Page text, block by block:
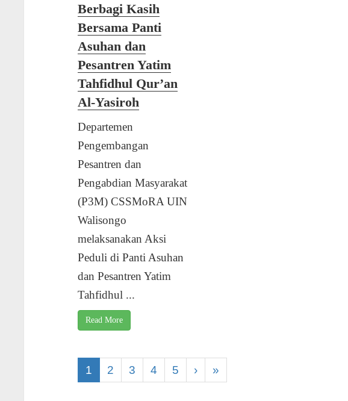
Berbagi Kasih
Bersama Panti
Asuhan dan
Pesantren Yatim
Tahfidhul Qur’an
Al-Yasiroh
Departemen
Pengembangan
Pesantren dan
Pengabdian Masyarakat
(P3M) CSSMoRA UIN
Walisongo
melaksanakan Aksi
Peduli di Panti Asuhan
dan Pesantren Yatim
Tahfidhul ...
Read More
1 2 3 4 5 › »